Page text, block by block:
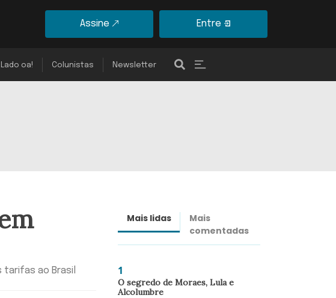
Assine Entre
Lado oa! Colunistas Newsletter
tarifas ao Brasil
Mais lidas
Mais
comentadas
1
O segredo de Moraes, Lula e
Alcolumbre